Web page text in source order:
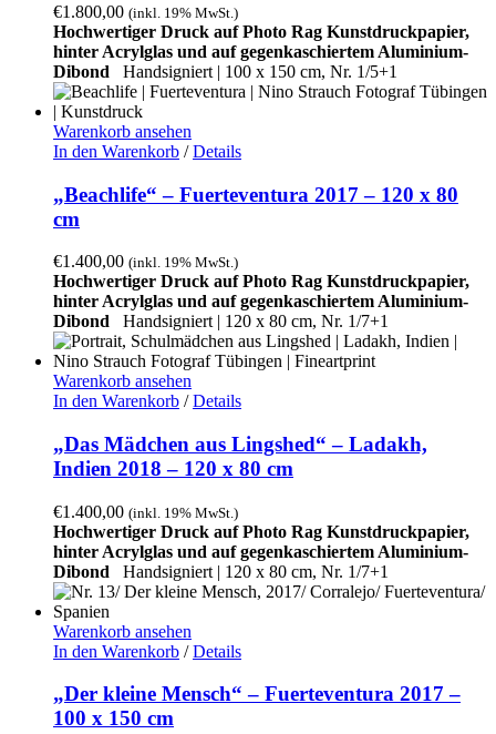
€1.800,00 (inkl. 19% MwSt.)
Hochwertiger Druck auf Photo Rag Kunstdruckpapier,
hinter Acrylglas und auf gegenkaschiertem Aluminium-
Dibond Handsigniert | 100 x 150 cm, Nr. 1/5+1
Warenkorb ansehen
In den Warenkorb / Details
„Beachlife“ – Fuerteventura 2017 – 120 x 80
cm
€1.400,00 (inkl. 19% MwSt.)
Hochwertiger Druck auf Photo Rag Kunstdruckpapier,
hinter Acrylglas und auf gegenkaschiertem Aluminium-
Dibond Handsigniert | 120 x 80 cm, Nr. 1/7+1
Warenkorb ansehen
In den Warenkorb / Details
„Das Mädchen aus Lingshed“ – Ladakh,
Indien 2018 – 120 x 80 cm
€1.400,00 (inkl. 19% MwSt.)
Hochwertiger Druck auf Photo Rag Kunstdruckpapier,
hinter Acrylglas und auf gegenkaschiertem Aluminium-
Dibond Handsigniert | 120 x 80 cm, Nr. 1/7+1
Warenkorb ansehen
In den Warenkorb / Details
„Der kleine Mensch“ – Fuerteventura 2017 –
100 x 150 cm